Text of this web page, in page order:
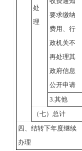
处
理
要求缴纳
费用、行
政机关不
再处理其
政府信息
公开申请
3.其他
（七）总计
四、结转下年度继续
办理